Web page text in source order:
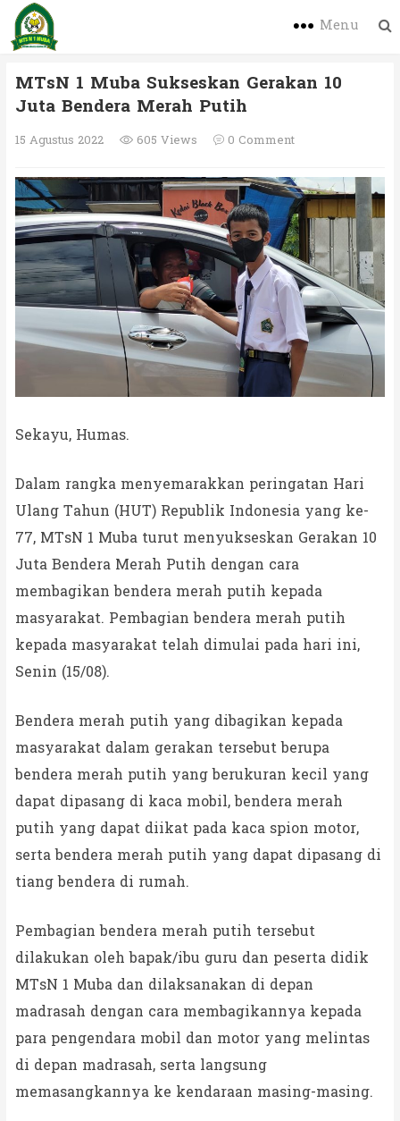
Menu
MTsN 1 Muba Sukseskan Gerakan 10
Juta Bendera Merah Putih
15 Agustus 2022 605 Views 0 Comment
Sekayu, Humas.
Dalam rangka menyemarakkan peringatan Hari
Ulang Tahun (HUT) Republik Indonesia yang ke-
77, MTsN 1 Muba turut menyukseskan Gerakan 10
Juta Bendera Merah Putih dengan cara
membagikan bendera merah putih kepada
masyarakat. Pembagian bendera merah putih
kepada masyarakat telah dimulai pada hari ini,
Senin (15/08).
Bendera merah putih yang dibagikan kepada
masyarakat dalam gerakan tersebut berupa
bendera merah putih yang berukuran kecil yang
dapat dipasang di kaca mobil, bendera merah
putih yang dapat diikat pada kaca spion motor,
serta bendera merah putih yang dapat dipasang di
tiang bendera di rumah.
Pembagian bendera merah putih tersebut
dilakukan oleh bapak/ibu guru dan peserta didik
MTsN 1 Muba dan dilaksanakan di depan
madrasah dengan cara membagikannya kepada
para pengendara mobil dan motor yang melintas
di depan madrasah, serta langsung
memasangkannya ke kendaraan masing-masing.